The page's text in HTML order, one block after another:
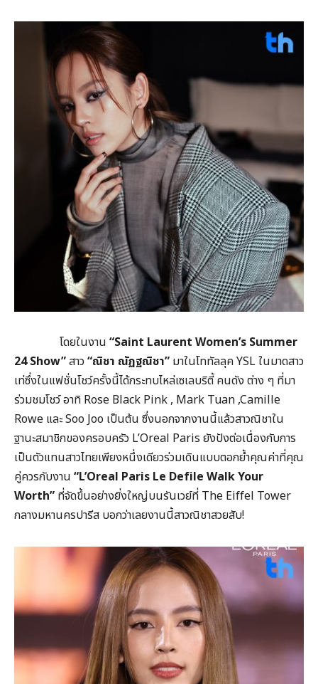
โดยในงาน “Saint Laurent Women’s Summer
24 Show”สาว “ณิชา ณัฏฐณิชา” มาในโททัลลุค YSL ในมาดสาว
เท่ซึ่งในแฟชั่นโชว์ครั้งนี้ได้กระทบไหล่เซเลบริตี้ คนดัง ต่าง ๆ ที่มา
ร่วมชมโชว์ อาทิ Rose Black Pink , Mark Tuan ,Camille
Rowe และ Soo Joo เป็นต้น ซึ่งนอกจากงานนี้แล้วสาวณิชาใน
ฐานะสมาชิกของครอบครัว L’Oreal Paris ยังปังต่อเนื่องกับการ
เป็นตัวแทนสาวไทยเพียงหนึ่งเดียวร่วมเดินแบบตอกย้ำคุณค่าที่คุณ
คู่ควรกับงาน “L’Oreal Paris Le Defile Walk Your
Worth” ที่จัดขึ้นอย่างยิ่งใหญ่บนรันเวย์ที่ The Eiffel Tower
กลางมหานครปารีส บอกว่าเลยงานนี้สาวณิชาสวยสับ!